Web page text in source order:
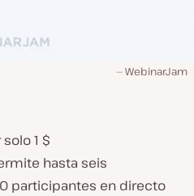
WebinarJam
1 $
hasta seis
participantes en directo